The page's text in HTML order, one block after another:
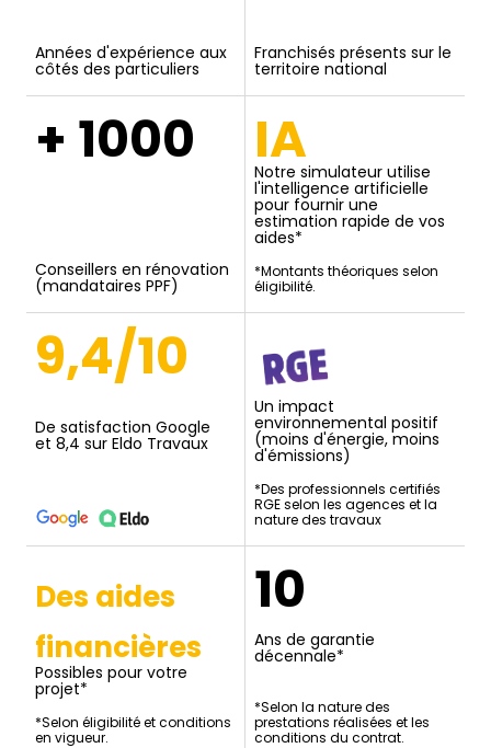
Années d'expérience aux
côtés des particuliers
Franchisés présents sur le
territoire national
+ 1000
Conseillers en rénovation
(mandataires PPF)
IA
Notre simulateur utilise
l'intelligence artificielle
pour fournir une
estimation rapide de vos
aides*
*Montants théoriques selon
éligibilité.
9,4/10
De satisfaction Google
et 8,4 sur Eldo Travaux
Un impact
environnemental positif
(moins d'énergie, moins
d'émissions)
*Des professionnels certifiés
RGE selon les agences et la
nature des travaux
Des aides
financières
Possibles pour votre
projet*
*Selon éligibilité et conditions
en vigueur.
10
Ans de garantie
décennale*
*Selon la nature des
prestations réalisées et les
conditions du contrat.